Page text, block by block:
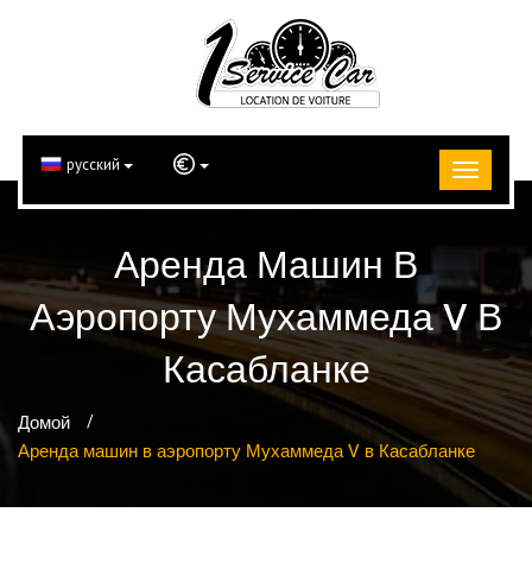
русский
Аренда Машин В
Аэропорту Мухаммеда V В
Касабланке
Домой
Аренда машин в аэропорту Мухаммеда V в Касабланке